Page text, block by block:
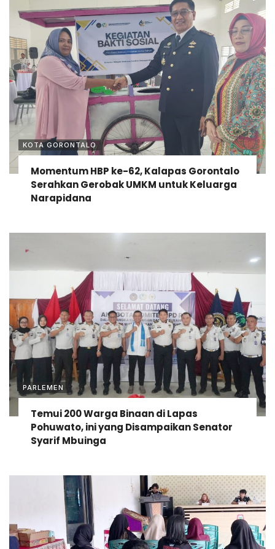
KOTA GORONTALO
Momentum HBP ke-62, Kalapas Gorontalo
Serahkan Gerobak UMKM untuk Keluarga
Narapidana
PARLEMEN
Temui 200 Warga Binaan di Lapas
Pohuwato, ini yang Disampaikan Senator
Syarif Mbuinga